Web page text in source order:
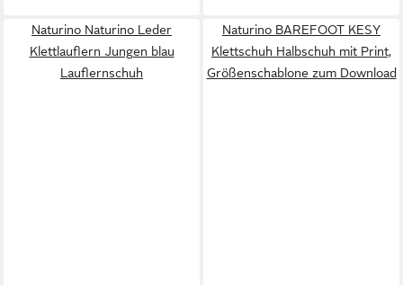
Naturino Naturino Leder
Klettlauflern Jungen blau
Lauflernschuh
Naturino BAREFOOT KESY
Klettschuh Halbschuh mit Print,
Größenschablone zum Download